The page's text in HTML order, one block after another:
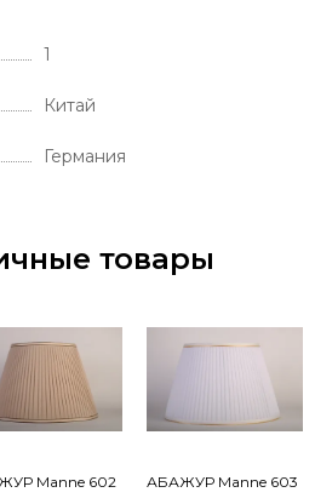
1
Китай
Германия
товары
Manne 602 АБАЖУР Manne 603